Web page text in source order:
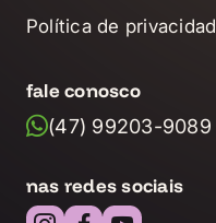
Política de
fale conosco
(47) 99203-9089
nas redes sociais